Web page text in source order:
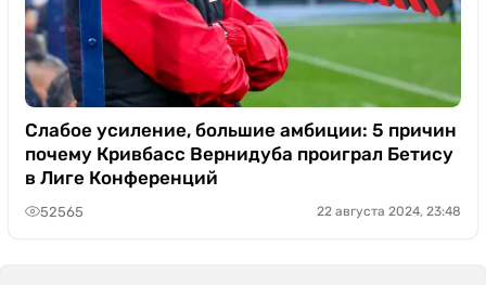
Слабое усиление, большие амбиции: 5 причин
почему Кривбасс Вернидуба проиграл Бетису
в Лиге Конференций
52565 22 августа 2024, 23:48